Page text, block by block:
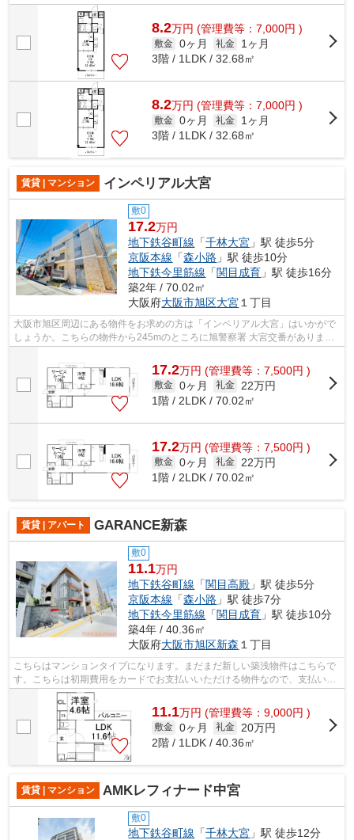
けるマンションです。こちらのマンショ...
8.2万円 (管理費等：7,000円 )
敷金 0ヶ月 礼金
1ヶ月
3階 / 1LDK / 32.68㎡
8.2万円 (管理費等：7,000円 )
敷金 0ヶ月 礼金
1ヶ月
3階 / 1LDK / 32.68㎡
賃貸 | マンション インペリアル大宮
敷0
17.2万円
地下鉄谷町線 「千林大宮 」駅 徒歩5分
京阪本線 「森小路 」駅 徒歩10分
地下鉄今里筋線 「関目成育 」駅 徒歩16分
築2年 / 70.02㎡
大阪府大阪市旭区大宮１丁目
大阪市旭区周辺にある物件をお求めの方は「インペリアル大宮」はいかがで
しょうか。こちらの物件から245mのところに旭警察署 大宮交番がありま
17.2万円 (管理費等：7,500円 )
敷金 0ヶ月 礼金
22万円
1階 / 2LDK / 70.02㎡
17.2万円 (管理費等：7,500円 )
敷金 0ヶ月 礼金
22万円
1階 / 2LDK / 70.02㎡
賃貸 | アパート GARANCE新森
敷0
11.1万円
地下鉄谷町線 「関目高殿 」駅 徒歩5分
京阪本線 「森小路 」駅 徒歩7分
地下鉄今里筋線 「関目成育 」駅 徒歩10分
築4年 / 40.36㎡
大阪府大阪市旭区新森 １丁目
こちらはマンションタイプになります。まだまだ新しい築浅物件はこちらで
す。こちらは初期費用をカードでお支払いいただける物件なので、支払い手
続きの手間が省けます。駅が周辺に2つ...
11.1万円 (管理費等：9,000円 )
敷金 0ヶ月 礼金
20万円
2階 / 1LDK / 40.36㎡
賃貸 | マンション AMKレフィナード中宮
敷0
地下鉄谷町線 「千林大宮 」駅 徒歩12分